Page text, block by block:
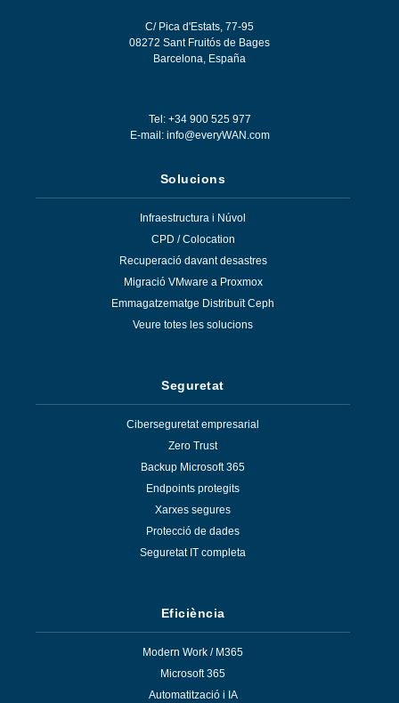
C/ Pica d'Estats, 77-95
08272 Sant Fruitós de Bages
Barcelona, España
Tel: +34 900 525 977
E-mail: info@everyWAN.com
Solucions
Infraestructura i Núvol
CPD / Colocation
Recuperació davant desastres
Migració VMware a Proxmox
Emmagatzematge Distribuït Ceph
Veure totes les solucions
Seguretat
Ciberseguretat empresarial
Zero Trust
Backup Microsoft 365
Endpoints protegits
Xarxes segures
Protecció de dades
Seguretat IT completa
Eficiència
Modern Work / M365
Microsoft 365
Automatització i IA